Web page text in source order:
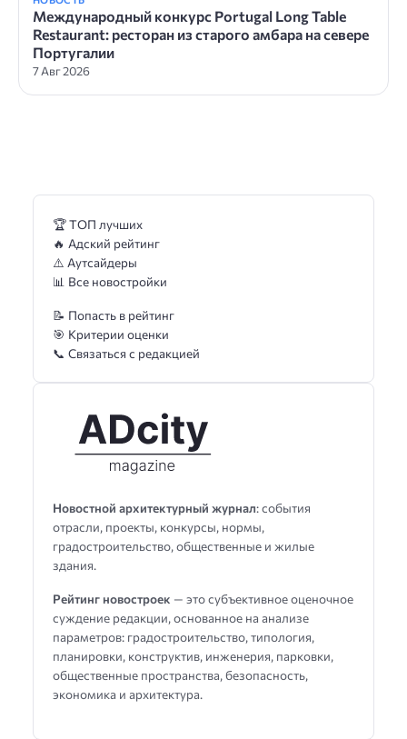
Международный конкурс Portugal Long Table
Restaurant: ресторан из старого амбара на севере
Португалии
7 Авг 2026
Новостной архитектурный журнал: события
отрасли, проекты, конкурсы, нормы,
градостроительство, общественные и жилые
здания.
Рейтинг новостроек — это субъективное оценочное
суждение редакции, основанное на анализе
параметров: градостроительство, типология,
планировки, конструктив, инженерия, парковки,
общественные пространства, безопасность,
экономика и архитектура.
🏆 ТОП лучших
🔥 Адский рейтинг
⚠️ Аутсайдеры
📊 Все новостройки
📝 Попасть в рейтинг
🎯 Критерии оценки
📞 Связаться с редакцией